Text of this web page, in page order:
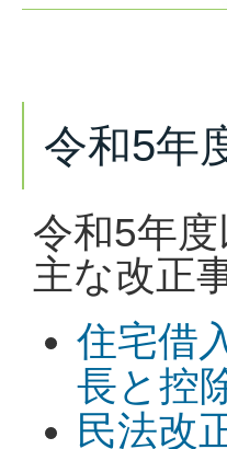
令和5年
令和5年
主な改正
住宅借
長と控
民法改